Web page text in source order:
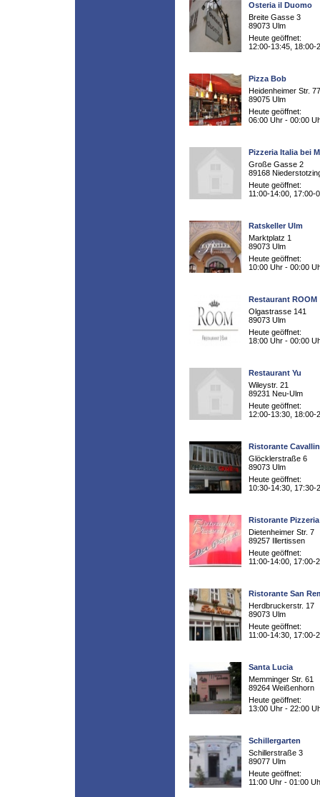
Osteria il Duomo
Breite Gasse 3
89073 Ulm
Heute geöffnet:
12:00-13:45, 18:00-
Pizza Bob
Heidenheimer Str. 77
89075 Ulm
Heute geöffnet:
06:00 Uhr - 00:00
Pizzeria Italia bei
Große Gasse 2
89168
Heute geöffnet:
11:00-14:00, 17:00-
Ratskeller Ulm
Marktplatz 1
89073 Ulm
Heute geöffnet:
10:00 Uhr - 00:00
Restaurant ROOM
Olgastrasse 141
89073 Ulm
Heute geöffnet:
18:00 Uhr - 00:00
Restaurant Yu
Wileystr. 21
89231 Neu-Ulm
Heute geöffnet:
12:00-13:30, 18:00-
Ristorante
Glöcklerstraße 6
89073 Ulm
Heute geöffnet:
10:30-14:30, 17:30-
Ristorante
Dietenheimer Str. 7
89257 Illertissen
Heute geöffnet:
11:00-14:00, 17:00-
Ristorante San
Herdbruckerstr. 17
89073 Ulm
Heute geöffnet:
11:00-14:30, 17:00-
Santa Lucia
Memminger Str. 61
89264 Weißenhorn
Heute geöffnet:
13:00 Uhr - 22:00
Schillergarten
Schillerstraße 3
89077 Ulm
Heute geöffnet:
11:00 Uhr - 01:00